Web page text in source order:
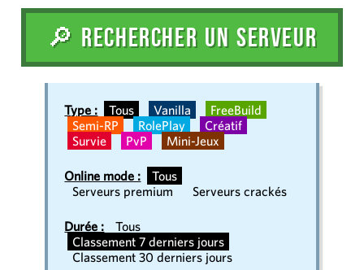
🔎 RECHERCHER UN SERVEUR
Type : Tous Vanilla
FreeBuild
Semi-RP
RolePlay
Créatif
Survie
PvP Mini-Jeux
Online mode :
Tous
Serveurs premium
Serveurs crackés
Durée :
Tous
Classement 7 derniers jours
Classement 30 derniers jours